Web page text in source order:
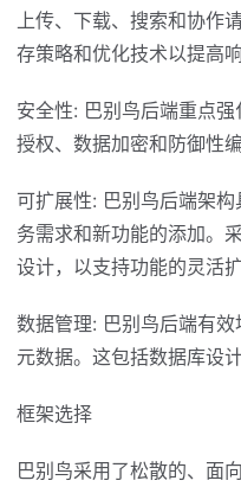
上传、下载、搜索和协作
存策略和优化技术以提高响
安全性: 巴别鸟后端重点强
授权、数据加密和防御性
可扩展性: 巴别鸟后端架
务需求和新功能的添加。
设计，以支持功能的灵活扩
数据管理: 巴别鸟后端有
元数据。这包括数据库设
框架选择
巴别鸟采用了松散的、面